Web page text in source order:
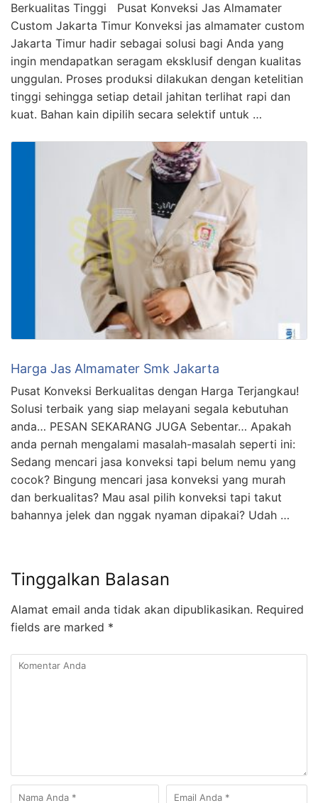
Berkualitas Tinggi Pusat Konveksi Jas Almamater
Custom Jakarta Timur Konveksi jas almamater custom
Jakarta Timur hadir sebagai solusi bagi Anda yang
ingin mendapatkan seragam eksklusif dengan kualitas
unggulan. Proses produksi dilakukan dengan ketelitian
tinggi sehingga setiap detail jahitan terlihat rapi dan
kuat. Bahan kain dipilih secara selektif untuk …
Harga Jas Almamater Smk Jakarta
Pusat Konveksi Berkualitas dengan Harga Terjangkau!
Solusi terbaik yang siap melayani segala kebutuhan
anda… PESAN SEKARANG JUGA Sebentar… Apakah
anda pernah mengalami masalah-masalah seperti ini:
Sedang mencari jasa konveksi tapi belum nemu yang
cocok? Bingung mencari jasa konveksi yang murah
dan berkualitas? Mau asal pilih konveksi tapi takut
bahannya jelek dan nggak nyaman dipakai? Udah …
Tinggalkan Balasan
Alamat email anda tidak akan dipublikasikan. Required
fields are marked *